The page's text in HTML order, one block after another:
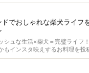
ドでおしゃれな柴犬ライフ
シュな生活×柴犬＝完璧ライフ
もインスタ映えするお料理を投